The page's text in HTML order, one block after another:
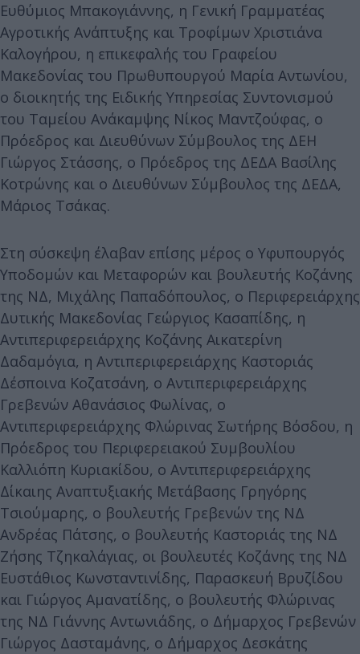
Ευθύμιος Μπακογιάννης, η Γενική Γραμματέας
Αγροτικής Ανάπτυξης και Τροφίμων Χριστιάνα
Καλογήρου, η επικεφαλής του Γραφείου
Μακεδονίας του Πρωθυπουργού Μαρία Αντωνίου,
ο διοικητής της Ειδικής Υπηρεσίας Συντονισμού
του Ταμείου Ανάκαμψης Νίκος Μαντζούφας, ο
Πρόεδρος και Διευθύνων Σύμβουλος της ΔΕΗ
Γιώργος Στάσσης, ο Πρόεδρος της ΔΕΔΑ Βασίλης
Κοτρώνης και ο Διευθύνων Σύμβουλος της ΔΕΔΑ,
Μάριος Τσάκας.
Στη σύσκεψη έλαβαν επίσης μέρος ο Υφυπουργός
Υποδομών και Μεταφορών και βουλευτής Κοζάνης
της ΝΔ, Μιχάλης Παπαδόπουλος, ο Περιφερειάρχης
Δυτικής Μακεδονίας Γεώργιος Κασαπίδης, η
Αντιπεριφερειάρχης Κοζάνης Αικατερίνη
Δαδαμόγια, η Αντιπεριφερειάρχης Καστοριάς
Δέσποινα Κοζατσάνη, ο Αντιπεριφερειάρχης
Γρεβενών Αθανάσιος Φωλίνας, ο
Αντιπεριφερειάρχης Φλώρινας Σωτήρης Βόσδου, η
Πρόεδρος του Περιφερειακού Συμβουλίου
Καλλιόπη Κυριακίδου, ο Αντιπεριφερειάρχης
Δίκαιης Αναπτυξιακής Μετάβασης Γρηγόρης
Τσιούμαρης, ο βουλευτής Γρεβενών της ΝΔ
Ανδρέας Πάτσης, ο βουλευτής Καστοριάς της ΝΔ
Ζήσης Τζηκαλάγιας, οι βουλευτές Κοζάνης της ΝΔ
Ευστάθιος Κωνσταντινίδης, Παρασκευή Βρυζίδου
και Γιώργος Αμανατίδης, ο βουλευτής Φλώρινας
της ΝΔ Γιάννης Αντωνιάδης, ο Δήμαρχος Γρεβενών
Γιώργος Δασταμάνης, ο Δήμαρχος Δεσκάτης